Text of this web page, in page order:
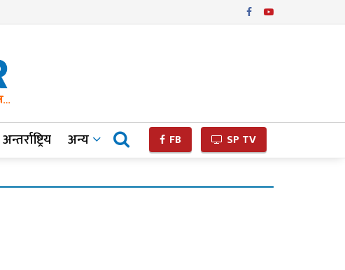
अन्तर्राष्ट्रिय अन्य FB SP TV